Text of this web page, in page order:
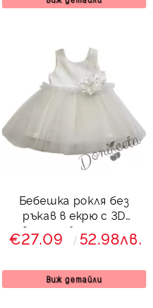
Бебешка рокля без
ръкав в екрю с 3D
цвете и богат тюл
€27.09 52.98лв.
Виж детайли